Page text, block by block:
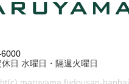
日 水曜日・隔週火曜日
maruyama fudousan-hanbai